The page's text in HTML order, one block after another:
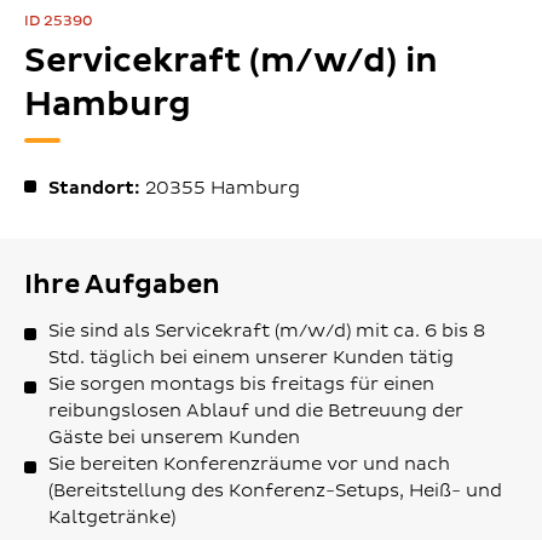
ID 25390
Servicekraft (m/w/d) in
Hamburg
Standort: 20355 Hamburg
Ihre Aufgaben
Sie sind als Servicekraft (m/w/d) mit ca. 6 bis 8
Std. täglich bei einem unserer Kunden tätig
Sie sorgen montags bis freitags für einen
reibungslosen Ablauf und die Betreuung der
Gäste bei unserem Kunden
Sie bereiten Konferenzräume vor und nach
(Bereitstellung des Konferenz-Setups, Heiß- und
Kaltgetränke)